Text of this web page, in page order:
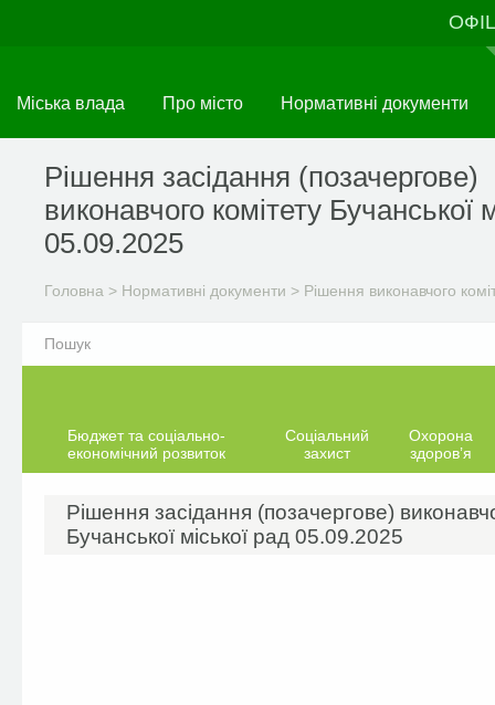
Міська влада Про місто Нормативні документи
Рішення засідання (позачергове)
виконавчого комітету Бучанської
05.09.2025
Головна > Нормативні документи > Рішення виконавчого
Бюджет та соціально-
економічний розвиток
Соціальний
захист
Охорона
здоров’я
Рішення засідання (позачергове)
Бучанської міської рад 05.09.2025